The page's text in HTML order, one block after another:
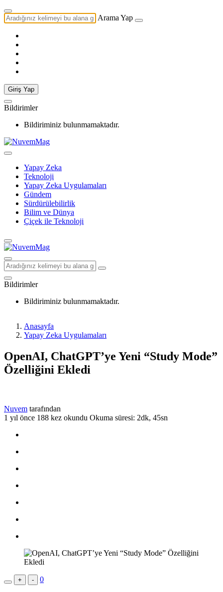
Arama Yap
Giriş Yap
Bildirimler
Bildiriminiz bulunmamaktadır.
Yapay Zeka
Teknoloji
Yapay Zeka Uygulamaları
Gündem
Sürdürülebilirlik
Bilim ve Dünya
Çiçek ile Teknoloji
Bildirimler
Bildiriminiz bulunmamaktadır.
Anasayfa
Yapay Zeka Uygulamaları
OpenAI, ChatGPT’ye Yeni “Study Mode”
Özelliğini Ekledi
Nuvem tarafından
1 yıl önce 188 kez okundu Okuma süresi: 2dk, 45sn
+ - 0